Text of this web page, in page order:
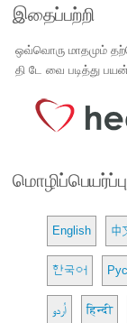
இதைப்பற்றி
ஒவ்வொரு மாதமும்
தி டே வை படித்து
மொழிப்பெயர்ப்பு
English 中
한국어
اُردو हिन्दी